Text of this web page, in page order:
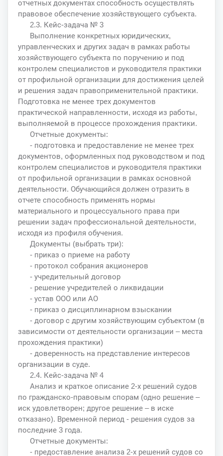
отчетных документах способность осуществлять
правовое обеспечение хозяйствующего субъекта.
2.3. Кейс-задача № 3
Выполнение конкретных юридических,
управленческих и других задач в рамках работы
хозяйствующего субъекта по поручению и под
контролем специалистов и руководителя практики
от профильной организации для достижения целей
и решения задач правоприменительной практики.
Подготовка не менее трех документов
практической направленности, исходя из работы,
выполняемой в процессе прохождения практики.
Отчетные документы:
- подготовка и предоставление не менее трех
документов, оформленных под руководством и под
контролем специалистов и руководителя практики
от профильной организации в рамках основной
деятельности. Обучающийся должен отразить в
отчете способность применять нормы
материального и процессуального права при
решении задач профессиональной деятельности,
исходя из профиля обучения.
Документы (выбрать три):
- приказ о приеме на работу
- протокол собрания акционеров
- учредительный договор
- решение учредителей о ликвидации
- устав ООО или АО
- приказ о дисциплинарном взыскании
- договор с другим хозяйствующим субъектом (в
зависимости от деятельности организации – места
прохождения практики)
- доверенность на представление интересов
организации в суде.
2.4. Кейс-задача № 4
Анализ и краткое описание 2-х решений судов
по гражданско-правовым спорам (одно решение –
иск удовлетворен; другое решение – в иске
отказано). Временной период - решения судов за
последние 3 года.
Отчетные документы:
- предоставление анализа 2-х решений судов со